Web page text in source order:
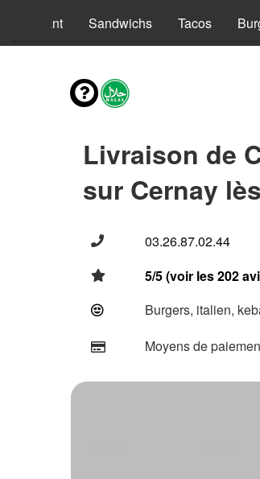
Enfant Sandwichs Tacos
Livraison de
sur Cernay
03.26.87.02.44
5/5 (voir les 202
Burgers, italien,
Moyens de